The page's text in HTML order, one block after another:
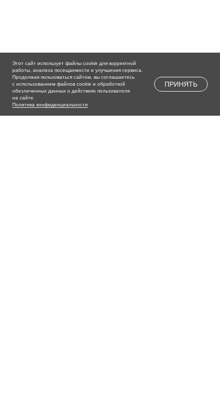
Этот сайт использует файлы cookie для корректной
работы, анализа посещаемости и улучшения сервиса.
Продолжая пользоваться сайтом, вы соглашаетесь
с использованием файлов cookie и обработкой
обезличенных данных о действиях пользователя
на сайте.
Политика конфиденциальности
ПРИНЯТЬ